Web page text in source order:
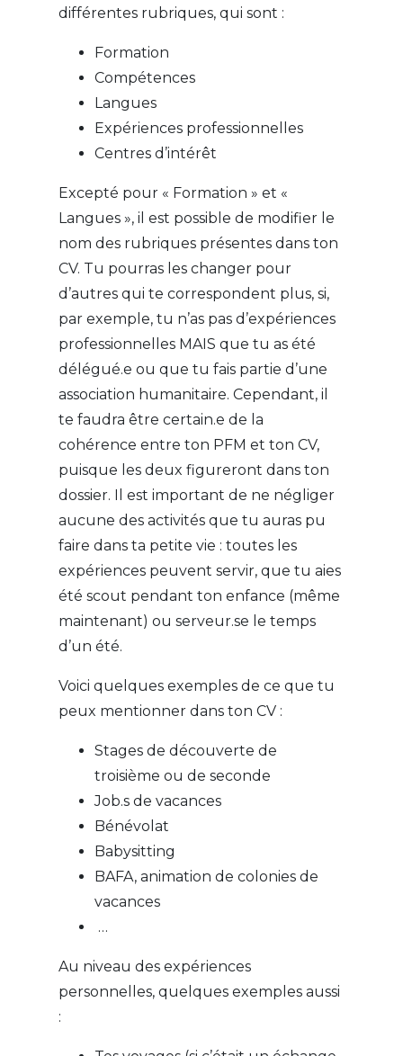
différentes rubriques, qui sont :
Formation
Compétences
Langues
Expériences professionnelles
Centres d’intérêt
Excepté pour « Formation » et «
Langues », il est possible de modifier le
nom des rubriques présentes dans ton
CV. Tu pourras les changer pour
d’autres qui te correspondent plus, si,
par exemple, tu n’as pas d’expériences
professionnelles MAIS que tu as été
délégué.e ou que tu fais partie d’une
association humanitaire. Cependant, il
te faudra être certain.e de la
cohérence entre ton PFM et ton CV,
puisque les deux figureront dans ton
dossier. Il est important de ne négliger
aucune des activités que tu auras pu
faire dans ta petite vie : toutes les
expériences peuvent servir, que tu aies
été scout pendant ton enfance (même
maintenant) ou serveur.se le temps
d’un été.
Voici quelques exemples de ce que tu
peux mentionner dans ton CV :
Stages de découverte de
troisième ou de seconde
Job.s de vacances
Bénévolat
Babysitting
BAFA, animation de colonies de
vacances
…
Au niveau des expériences
personnelles, quelques exemples aussi
: